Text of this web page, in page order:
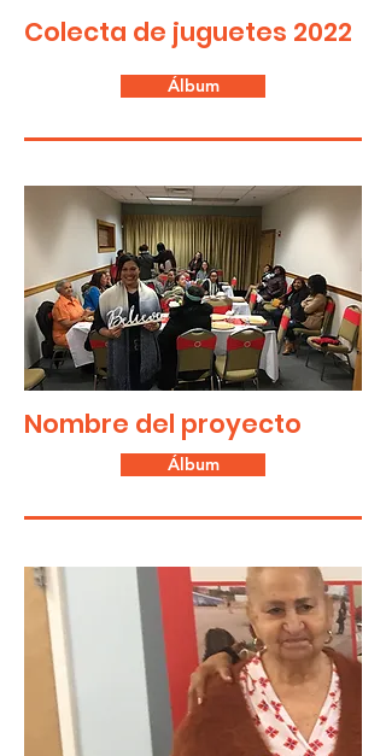
Colecta de juguetes 2022
Álbum
Nombre del proyecto
Álbum